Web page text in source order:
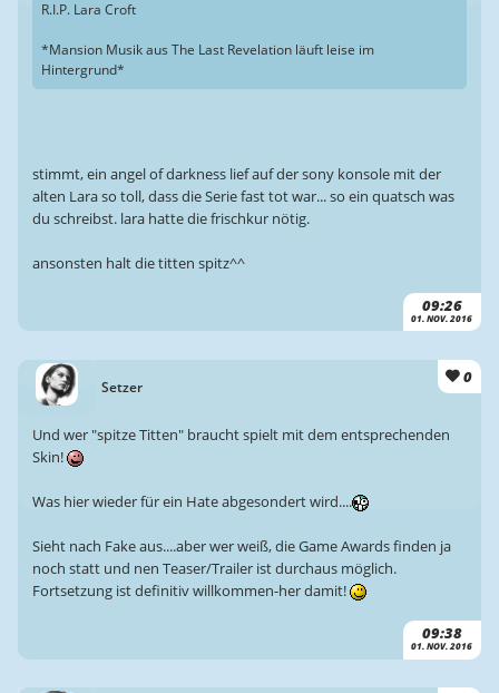
09:26
01. NOV. 2016
R.I.P. Lara Croft
*Mansion Musik aus The Last Revelation läuft leise im
Hintergrund*
stimmt, ein angel of darkness lief auf der sony konsole mit der
alten Lara so toll, dass die Serie fast tot war... so ein quatsch was
du schreibst. lara hatte die frischkur nötig.
ansonsten halt die titten spitz^^
Setzer
0
09:38
01. NOV. 2016
Und wer "spitze Titten" braucht spielt mit dem entsprechenden
Skin!
Was hier wieder für ein Hate abgesondert wird....
Sieht nach Fake aus....aber wer weiß, die Game Awards finden ja
noch statt und nen Teaser/Trailer ist durchaus möglich.
Fortsetzung ist definitiv willkommen-her damit!